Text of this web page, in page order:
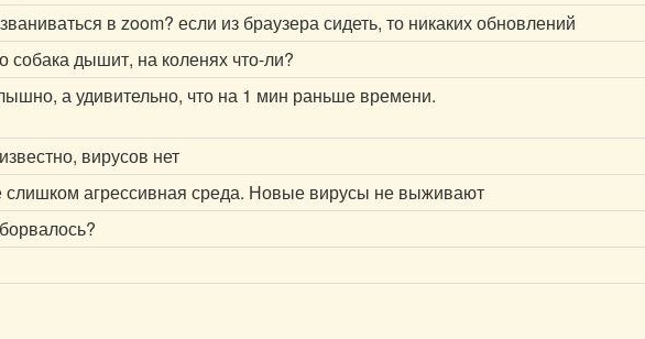
в zoom? если из браузера сидеть, то никаких обновлений
собака дышит, на коленях что-ли?
а удивительно, что на 1 мин раньше времени.
вирусов нет
слишком агрессивная среда. Новые вирусы не выживают